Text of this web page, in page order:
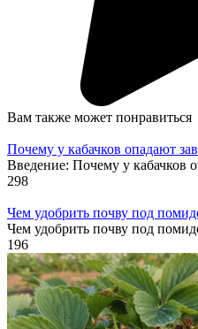
Вам также может понравиться
Почему у кабачков опадают
Введение: Почему у кабачков
298
Чем удобрить почву под
Чем удобрить почву под
196